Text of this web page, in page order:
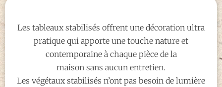
Les tableaux stabilisés offrent une décoration ultra
pratique qui apporte une touche nature et
contemporaine à chaque pièce de la
maison sans aucun entretien.
Les végétaux stabilisés n’ont pas besoin de lumière